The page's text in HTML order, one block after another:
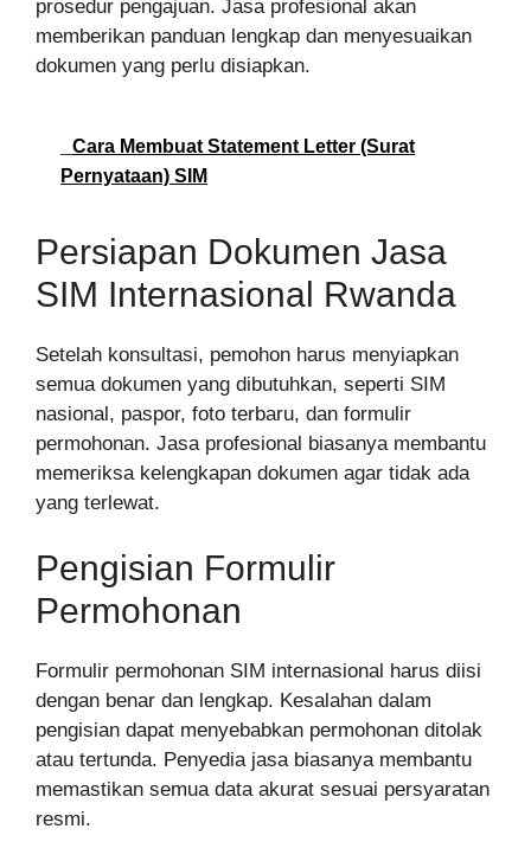
prosedur pengajuan. Jasa profesional akan
memberikan panduan lengkap dan menyesuaikan
dokumen yang perlu disiapkan.
Cara Membuat Statement Letter (Surat
Pernyataan) SIM
Persiapan Dokumen Jasa
SIM Internasional Rwanda
Setelah konsultasi, pemohon harus menyiapkan
semua dokumen yang dibutuhkan, seperti SIM
nasional, paspor, foto terbaru, dan formulir
permohonan. Jasa profesional biasanya membantu
memeriksa kelengkapan dokumen agar tidak ada
yang terlewat.
Pengisian Formulir
Permohonan
Formulir permohonan SIM internasional harus diisi
dengan benar dan lengkap. Kesalahan dalam
pengisian dapat menyebabkan permohonan ditolak
atau tertunda. Penyedia jasa biasanya membantu
memastikan semua data akurat sesuai persyaratan
resmi.